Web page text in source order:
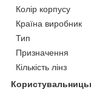
Колір корпусу
Країна виробник
Тип
Призначення
Кількість лінз